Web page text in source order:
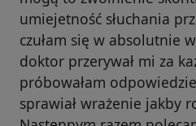
umiejetność słuchania
czułam się w absolutnie
doktor przerywał mi za
próbowałam
sprawiał wrażenie jakby